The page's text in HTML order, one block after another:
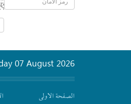
07 August 2026
الصفحة الاولى